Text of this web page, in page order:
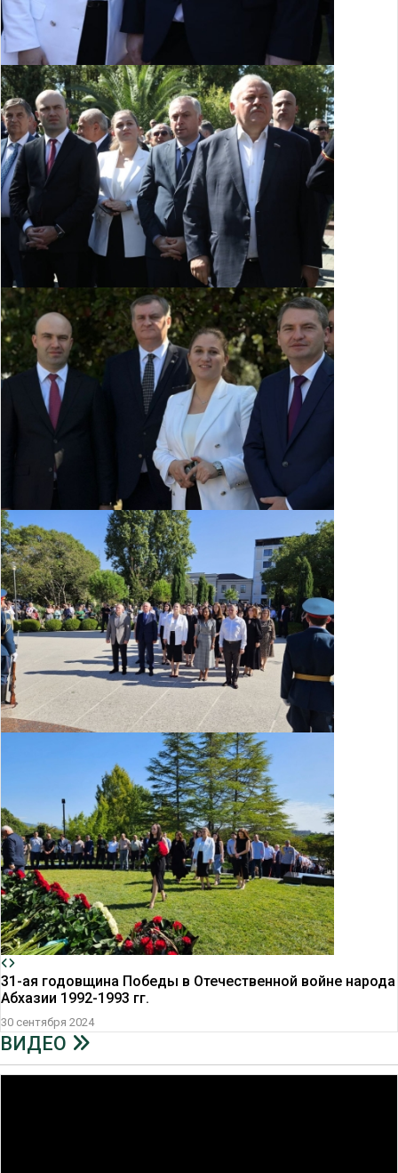
31-ая годовщина Победы в Отечественной войне народа
Абхазии 1992-1993 гг.
30 сентября 2024
ВИДЕО